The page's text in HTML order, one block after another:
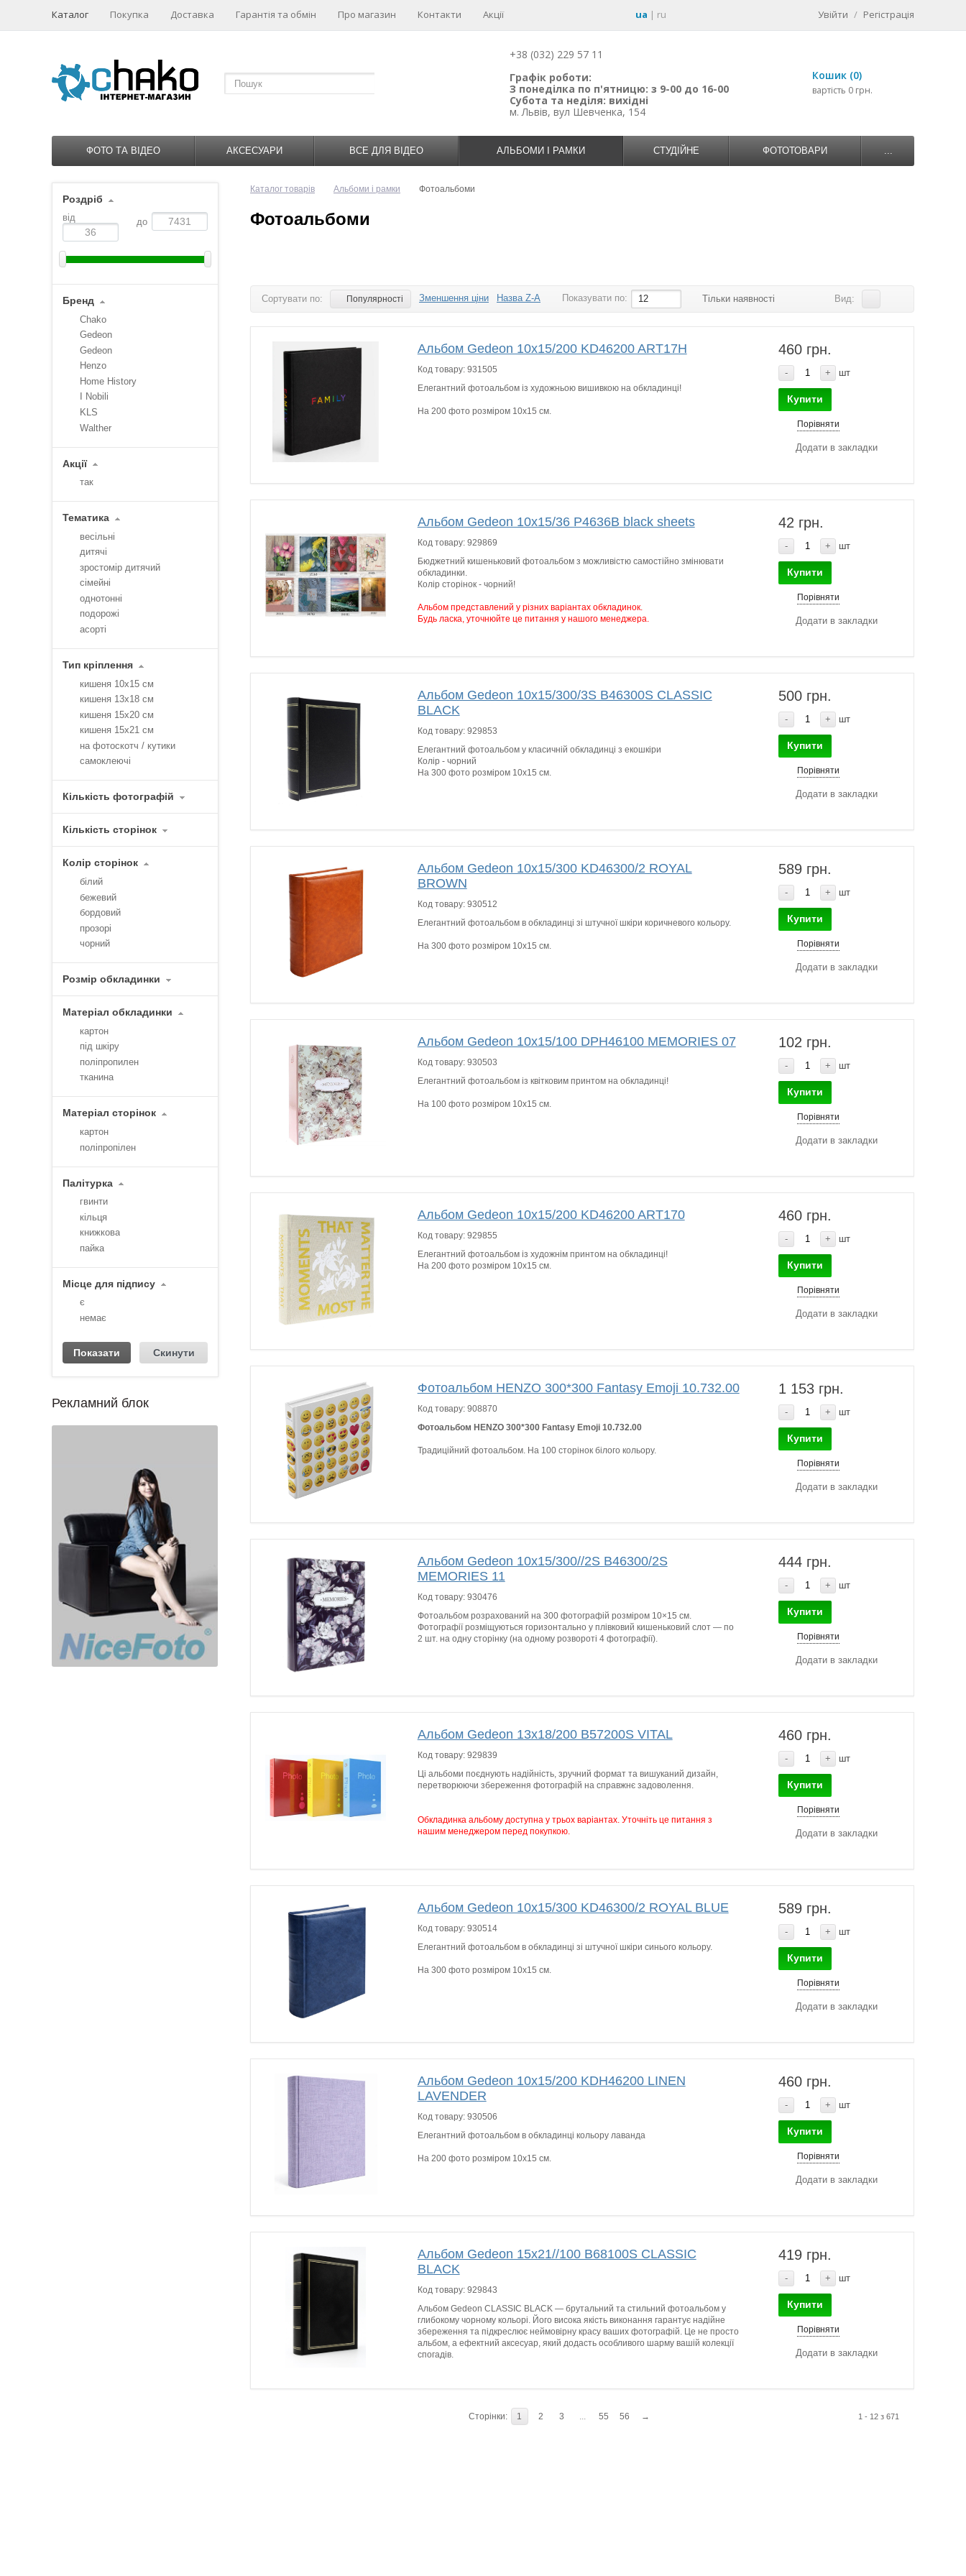
Каталог Покупка Доставка Гарантія та обмін Про магазин Контакти Акції ua | ru Увійти / Регістрація
+38 (032) 229 57 11
Графік роботи:
З понеділка по п'ятницю: з 9-00 до 16-00
Субота та неділя: вихідні
м. Львів, вул Шевченка, 154
Кошик (0)
вартість 0 грн.
ФОТО ТА ВІДЕО АКСЕСУАРИ ВСЕ ДЛЯ ВІДЕО АЛЬБОМИ І РАМКИ СТУДІЙНЕ ФОТОТОВАРИ ...
Роздріб
від до
Бренд
Chako
Gedeon
Gedeon
Henzo
Home History
I Nobili
KLS
Walther
Акції
так
Тематика
весільні
дитячі
зростомір дитячий
сімейні
однотонні
подорожі
асорті
Тип кріплення
кишеня 10х15 см
кишеня 13х18 см
кишеня 15х20 см
кишеня 15х21 см
на фотоскотч / кутики
самоклеючі
Кількість фотографій
Кількість сторінок
Колір сторінок
білий
бежевий
бордовий
прозорі
чорний
Розмір обкладинки
Матеріал обкладинки
картон
під шкіру
поліпропилен
тканина
Матеріал сторінок
картон
поліпропілен
Палітурка
гвинти
кільця
книжкова
пайка
Місце для підпису
є
немає
1 2 3 4
Рекламний блок
Каталог товарів Альбоми і рамки Фотоальбоми
Фотоальбоми
Сортувати по: Популярності Зменшення ціни Назва Z-A Показувати по: 12 Тільки наявності Вид:
Альбом Gedeon 10х15/200 KD46200 ART17H
Код товару: 931505
Елегантний фотоальбом із художньою вишивкою на обкладинці!
На 200 фото розміром 10х15 см.
460 грн.
- + шт
Купити
Порівняти
Додати в закладки
Альбом Gedeon 10х15/36 P4636B black sheets
Код товару: 929869
Бюджетний кишеньковий фотоальбом з можливістю самостійно змінювати
обкладинки.
Колір сторінок - чорний!
Альбом представлений у різних варіантах обкладинок.
Будь ласка, уточнюйте це питання у нашого менеджера.
42 грн.
- + шт
Купити
Порівняти
Додати в закладки
Альбом Gedeon 10х15/300/3S B46300S CLASSIC
BLACK
Код товару: 929853
Елегантний фотоальбом у класичній обкладинці з екошкіри
Колір - чорний
На 300 фото розміром 10х15 см.
500 грн.
- + шт
Купити
Порівняти
Додати в закладки
Альбом Gedeon 10х15/300 KD46300/2 ROYAL
BROWN
Код товару: 930512
Елегантний фотоальбом в обкладинці зі штучної шкіри коричневого кольору.
На 300 фото розміром 10х15 см.
589 грн.
- + шт
Купити
Порівняти
Додати в закладки
Альбом Gedeon 10х15/100 DPH46100 MEMORIES 07
Код товару: 930503
Елегантний фотоальбом із квітковим принтом на обкладинці!
На 100 фото розміром 10х15 см.
102 грн.
- + шт
Купити
Порівняти
Додати в закладки
Альбом Gedeon 10х15/200 KD46200 ART170
Код товару: 929855
Елегантний фотоальбом із художнім принтом на обкладинці!
На 200 фото розміром 10х15 см.
460 грн.
- + шт
Купити
Порівняти
Додати в закладки
Фотоальбом HENZO 300*300 Fantasy Emoji 10.732.00
Код товару: 908870
Фотоальбом HENZO 300*300 Fantasy Emoji 10.732.00
Традиційний фотоальбом. На 100 сторінок білого кольору.
1 153 грн.
- + шт
Купити
Порівняти
Додати в закладки
Альбом Gedeon 10х15/300//2S B46300/2S
MEMORIES 11
Код товару: 930476
Фотоальбом розрахований на 300 фотографій розміром 10×15 см.
Фотографії розміщуються горизонтально у плівковий кишеньковий слот — по
2 шт. на одну сторінку (на одному розвороті 4 фотографії).
444 грн.
- + шт
Купити
Порівняти
Додати в закладки
Альбом Gedeon 13х18/200 B57200S VITAL
Код товару: 929839
Ці альбоми поєднують надійність, зручний формат та вишуканий дизайн,
перетворюючи збереження фотографій на справжнє задоволення.
Обкладинка альбому доступна у трьох варіантах. Уточніть це питання з
нашим менеджером перед покупкою.
460 грн.
- + шт
Купити
Порівняти
Додати в закладки
Альбом Gedeon 10х15/300 KD46300/2 ROYAL BLUE
Код товару: 930514
Елегантний фотоальбом в обкладинці зі штучної шкіри синього кольору.
На 300 фото розміром 10х15 см.
589 грн.
- + шт
Купити
Порівняти
Додати в закладки
Альбом Gedeon 10х15/200 KDH46200 LINEN
LAVENDER
Код товару: 930506
Елегантний фотоальбом в обкладинці кольору лаванда
На 200 фото розміром 10х15 см.
460 грн.
- + шт
Купити
Порівняти
Додати в закладки
Альбом Gedeon 15х21//100 B68100S CLASSIC
BLACK
Код товару: 929843
Альбом Gedeon CLASSIC BLACK — брутальний та стильний фотоальбом у
глибокому чорному кольорі. Його висока якість виконання гарантує надійне
збереження та підкреслює неймовірну красу ваших фотографій. Це не просто
альбом, а ефектний аксесуар, який додасть особливого шарму вашій колекції
спогадів.
419 грн.
- + шт
Купити
Порівняти
Додати в закладки
1 - 12 з 671
Сторінки: 1 2 3 ... 55 56 →